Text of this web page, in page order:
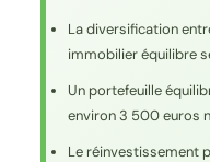
La diversification
immobilier équilibre
Un portefeuille
environ 3 500 euros
Le réinvestissement